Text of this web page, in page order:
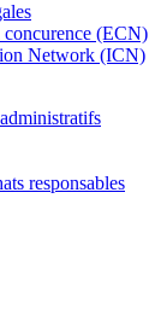
concurence (ECN)
Network (ICN)
responsables